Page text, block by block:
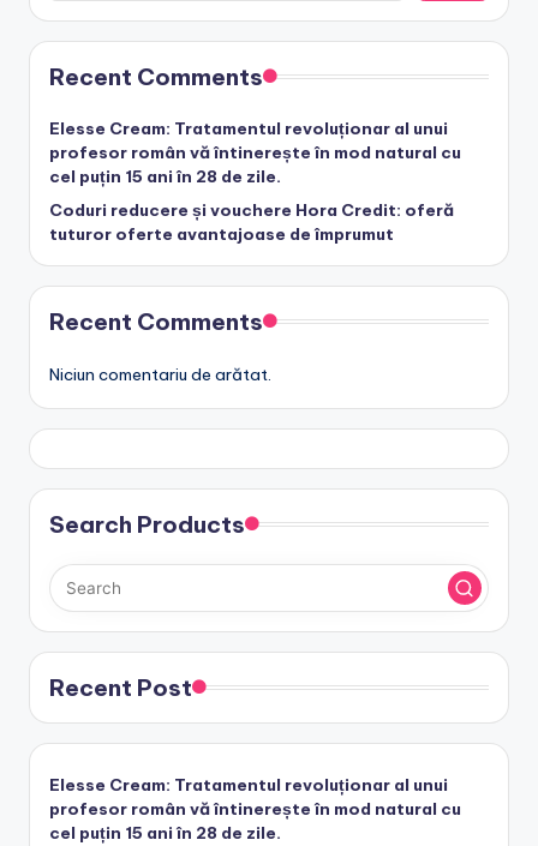
Recent Comments
Elesse Cream: Tratamentul revoluționar al unui
profesor român vă întinerește în mod natural cu
cel puțin 15 ani în 28 de zile.
Coduri reducere și vouchere Hora Credit: oferă
tuturor oferte avantajoase de împrumut
Recent Comments
Niciun comentariu de arătat.
Search Products
Recent Post
Elesse Cream: Tratamentul revoluționar al unui
profesor român vă întinerește în mod natural cu
cel puțin 15 ani în 28 de zile.